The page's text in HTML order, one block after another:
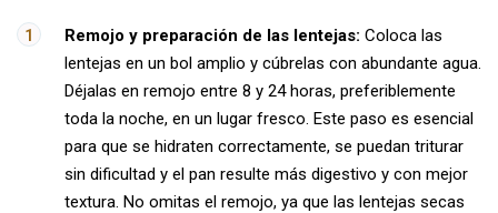
Remojo y preparación de las lentejas: Coloca las
lentejas en un bol amplio y cúbrelas con abundante agua.
Déjalas en remojo entre 8 y 24 horas, preferiblemente
toda la noche, en un lugar fresco. Este paso es esencial
para que se hidraten correctamente, se puedan triturar
sin dificultad y el pan resulte más digestivo y con mejor
textura. No omitas el remojo, ya que las lentejas secas